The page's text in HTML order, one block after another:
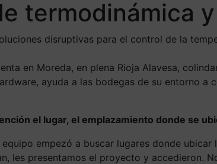
termodinámica
disruptivas para el control de la
en Moreda, en plena Rioja Alavesa,
ayuda a las bodegas de su entorno a
el lugar, el emplazamiento donde se
empezó a buscar lugares donde
les presentamos el proyecto y accedieron.